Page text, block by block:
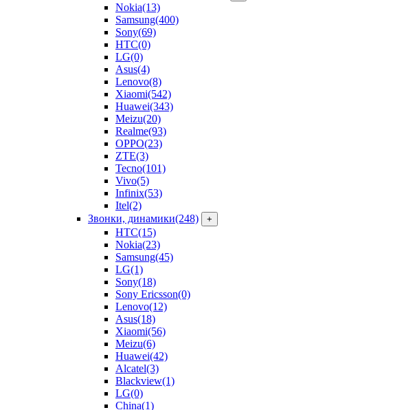
Nokia(13)
Samsung(400)
Sony(69)
HTC(0)
LG(0)
Asus(4)
Lenovo(8)
Xiaomi(542)
Huawei(343)
Meizu(20)
Realme(93)
OPPO(23)
ZTE(3)
Tecno(101)
Vivo(5)
Infinix(53)
Itel(2)
Звонки, динамики(248) +
HTC(15)
Nokia(23)
Samsung(45)
LG(1)
Sony(18)
Sony Ericsson(0)
Lenovo(12)
Asus(18)
Xiaomi(56)
Meizu(6)
Huawei(42)
Alcatel(3)
Blackview(1)
LG(0)
China(1)